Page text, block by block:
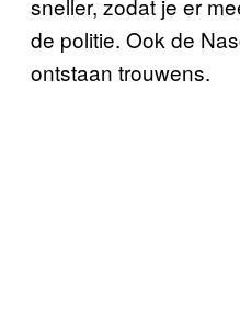
sneller, zodat je er
de politie. Ook de
ontstaan trouwens.